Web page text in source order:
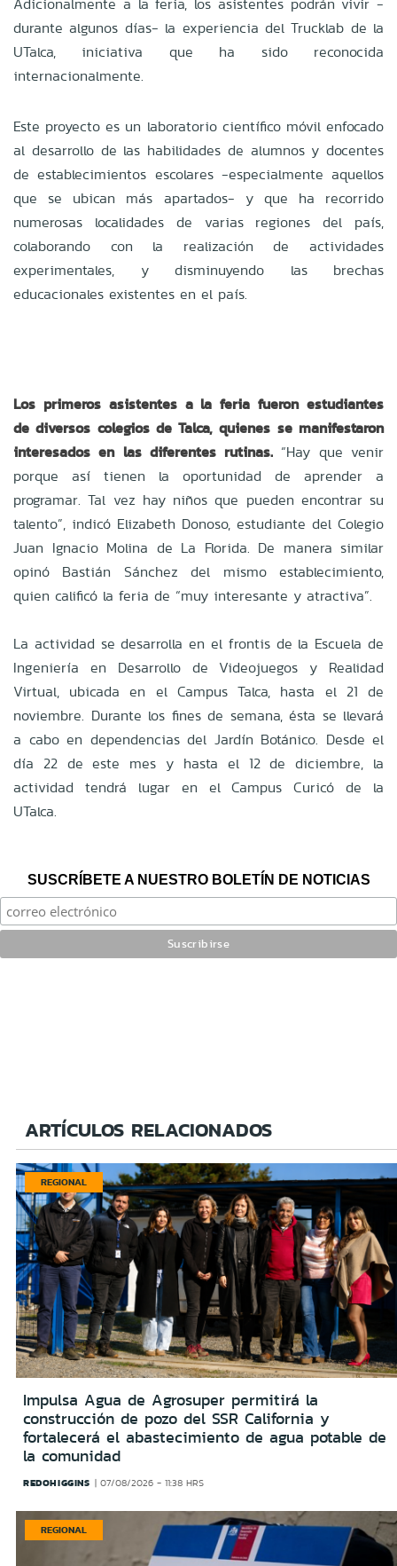
durante algunos días- la experiencia del Trucklab de la
UTalca, iniciativa que ha sido reconocida
internacionalmente.
Este proyecto es un laboratorio científico móvil enfocado
al desarrollo de las habilidades de alumnos y docentes
de establecimientos escolares -especialmente aquellos
que se ubican más apartados- y que ha recorrido
numerosas localidades de varias regiones del país,
colaborando con la realización de actividades
experimentales, y disminuyendo las brechas
educacionales existentes en el país.
Los primeros asistentes a la feria fueron estudiantes
de diversos colegios de Talca, quienes se manifestaron
interesados en las diferentes rutinas. “Hay que venir
porque así tienen la oportunidad de aprender a
programar. Tal vez hay niños que pueden encontrar su
talento”, indicó Elizabeth Donoso, estudiante del Colegio
Juan Ignacio Molina de La Florida. De manera similar
opinó Bastián Sánchez del mismo establecimiento,
quien calificó la feria de “muy interesante y atractiva”.
La actividad se desarrolla en el frontis de la Escuela de
Ingeniería en Desarrollo de Videojuegos y Realidad
Virtual, ubicada en el Campus Talca, hasta el 21 de
noviembre. Durante los fines de semana, ésta se llevará
a cabo en dependencias del Jardín Botánico. Desde el
día 22 de este mes y hasta el 12 de diciembre, la
actividad tendrá lugar en el Campus Curicó de la
UTalca.
SUSCRÍBETE A NUESTRO BOLETÍN DE NOTICIAS
ARTÍCULOS RELACIONADOS
REGIONAL
Impulsa Agua de Agrosuper permitirá la
construcción de pozo del SSR California y
fortalecerá el abastecimiento de agua potable de
la comunidad
REDOHIGGINS 07/08/2026 - 11:38 HRS
REGIONAL